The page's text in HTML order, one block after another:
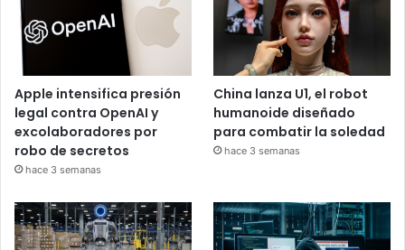
Apple intensifica presión
legal contra OpenAI y
excolaboradores por
robo de secretos
hace 3 semanas
China lanza U1, el robot
humanoide diseñado
para combatir la soledad
hace 3 semanas